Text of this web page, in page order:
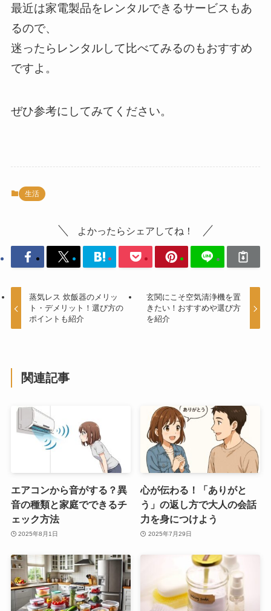
最近は家電製品をレンタルできるサービスもあ
るので、
迷ったらレンタルして比べてみるのもおすすめ
ですよ。
ぜひ参考にしてみてください。
生活
よかったらシェアしてね！
蒸気レス 炊飯器のメリッ
ト・デメリット！選び方の
ポイントも紹介
玄関にこそ空気清浄機を置
きたい！おすすめや選び方
を紹介
関連記事
エアコンから音がする？異
音の種類と家庭でできるチ
ェック方法
2025年8月1日
心が伝わる！「ありがと
う」の返し方で大人の会話
力を身につけよう
2025年7月29日